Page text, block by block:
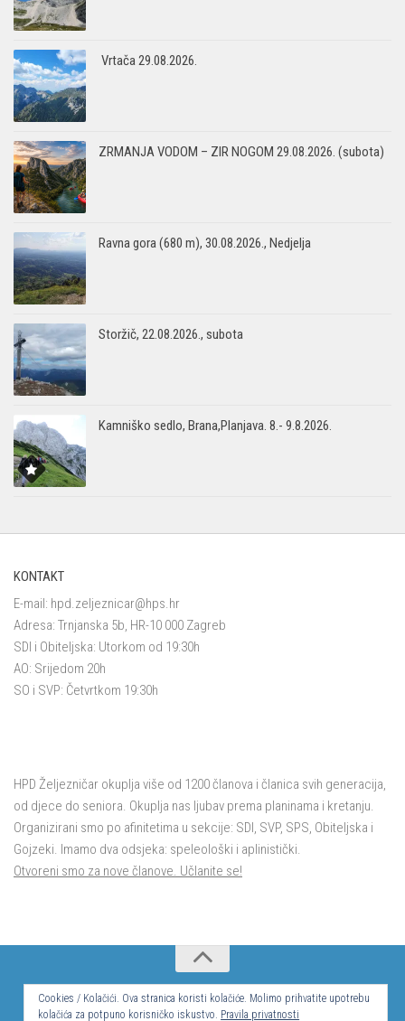
Vrtača 29.08.2026.
ZRMANJA VODOM – ZIR NOGOM 29.08.2026. (subota)
Ravna gora (680 m), 30.08.2026., Nedjelja
Storžič, 22.08.2026., subota
Kamniško sedlo, Brana,Planjava. 8.- 9.8.2026.
KONTAKT
E-mail: hpd.zeljeznicar@hps.hr
Adresa: Trnjanska 5b, HR-10 000 Zagreb
SDI i Obiteljska: Utorkom od 19:30h
AO: Srijedom 20h
SO i SVP: Četvrtkom 19:30h
HPD Željezničar okuplja više od 1200 članova i članica svih generacija,
od djece do seniora. Okuplja nas ljubav prema planinama i kretanju.
Organizirani smo po afinitetima u sekcije: SDI, SVP, SPS, Obiteljska i
Gojzeki. Imamo dva odsjeka: speleološki i aplinistički.
Otvoreni smo za nove članove. Učlanite se!
© Hrvatsko planinarsko društvo Željezničar 2024.
Cookies / Kolačići. Ova stranica koristi kolačiće. Molimo prihvatite upotrebu
kolačića za potpuno korisničko iskustvo. Pravila privatnosti